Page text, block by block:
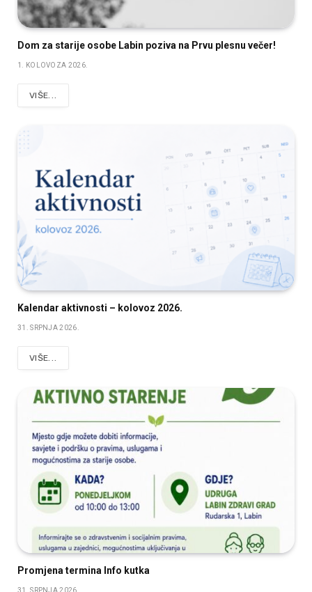
Dom za starije osobe Labin poziva na Prvu plesnu večer!
1. KOLOVOZA 2026.
VIŠE...
Kalendar aktivnosti – kolovoz 2026.
31. SRPNJA 2026.
VIŠE...
Promjena termina Info kutka
31. SRPNJA 2026.